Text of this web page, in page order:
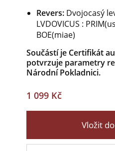
Revers: Dvojocasý
LVDOVICUS :
BOE(miae)
Součástí je Certifikát
potvrzuje parametry
Národní Pokladnici.
1 099 Kč
Vložit